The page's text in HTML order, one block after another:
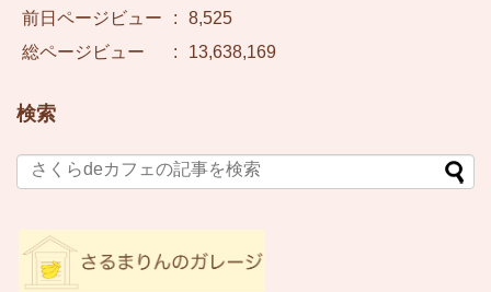
前日ページビュー
:
8,525
総ページビュー
: 13,638,169
検索